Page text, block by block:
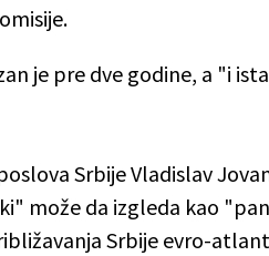
je pre dve godine, a "i
Srbije Vladislav
može da izgleda kao
Srbije evro-